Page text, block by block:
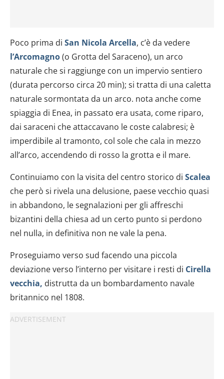
Poco prima di San Nicola Arcella, c’è da vedere
l’Arcomagno(o Grotta del Saraceno), un arco
naturale che si raggiunge con un impervio sentiero
(durata percorso circa 20 min); si tratta di una caletta
naturale sormontata da un arco. nota anche come
spiaggia di Enea, in passato era usata, come riparo,
dai saraceni che attaccavano le coste calabresi; è
imperdibile al tramonto, col sole che cala in mezzo
all’arco, accendendo di rosso la grotta e il mare.
Continuiamo con la visita del centro storico di Scalea
che però si rivela una delusione, paese vecchio quasi
in abbandono, le segnalazioni per gli affreschi
bizantini della chiesa ad un certo punto si perdono
nel nulla, in definitiva non ne vale la pena.
Proseguiamo verso sud facendo una piccola
deviazione verso l’interno per visitare i resti di Cirella
vecchia, distrutta da un bombardamento navale
britannico nel 1808.